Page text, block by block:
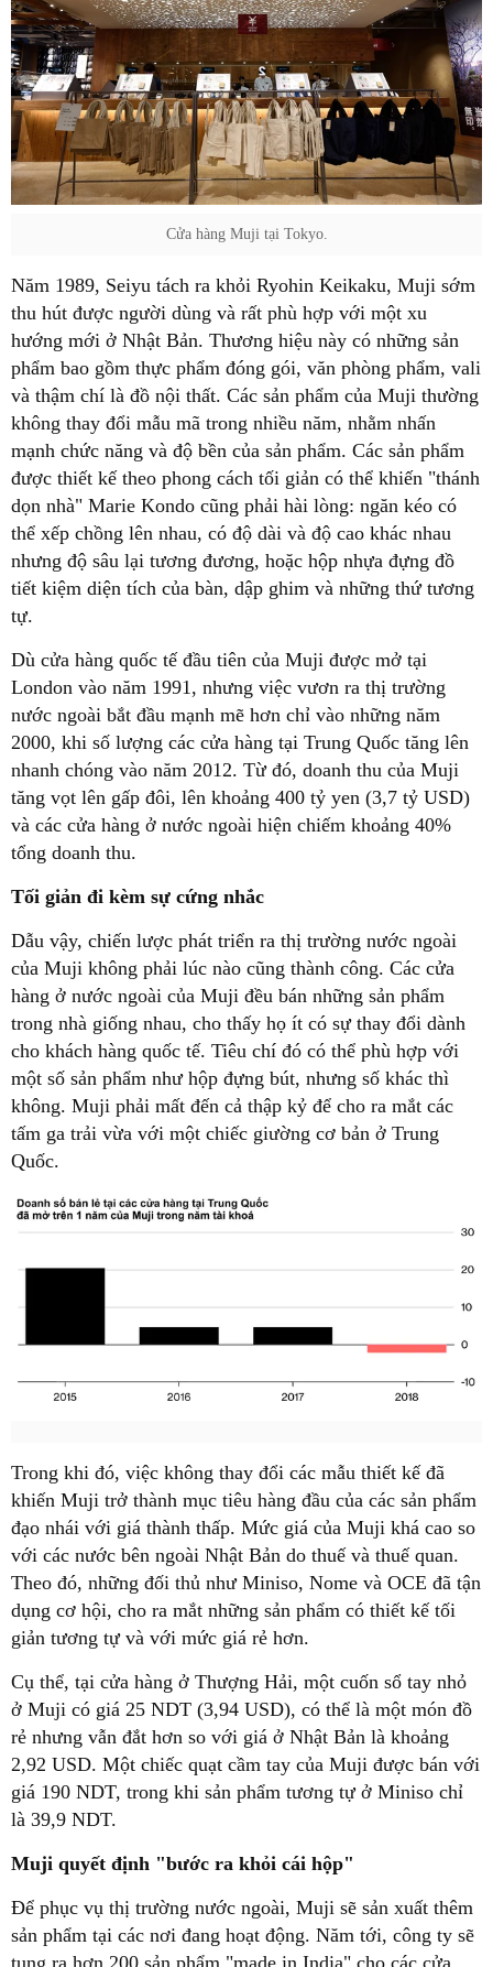
Cửa hàng Muji tại Tokyo.
Năm 1989, Seiyu tách ra khỏi Ryohin Keikaku, Muji sớm
thu hút được người dùng và rất phù hợp với một xu
hướng mới ở Nhật Bản. Thương hiệu này có những sản
phẩm bao gồm thực phẩm đóng gói, văn phòng phẩm, vali
và thậm chí là đồ nội thất. Các sản phẩm của Muji thường
không thay đổi mẫu mã trong nhiều năm, nhằm nhấn
mạnh chức năng và độ bền của sản phẩm. Các sản phẩm
được thiết kế theo phong cách tối giản có thể khiến "thánh
dọn nhà" Marie Kondo cũng phải hài lòng: ngăn kéo có
thể xếp chồng lên nhau, có độ dài và độ cao khác nhau
nhưng độ sâu lại tương đương, hoặc hộp nhựa đựng đồ
tiết kiệm diện tích của bàn, dập ghim và những thứ tương
tự.
Dù cửa hàng quốc tế đầu tiên của Muji được mở tại
London vào năm 1991, nhưng việc vươn ra thị trường
nước ngoài bắt đầu mạnh mẽ hơn chỉ vào những năm
2000, khi số lượng các cửa hàng tại Trung Quốc tăng lên
nhanh chóng vào năm 2012. Từ đó, doanh thu của Muji
tăng vọt lên gấp đôi, lên khoảng 400 tỷ yen (3,7 tỷ USD)
và các cửa hàng ở nước ngoài hiện chiếm khoảng 40%
tổng doanh thu.
Tối giản đi kèm sự cứng nhắc
Dẫu vậy, chiến lược phát triển ra thị trường nước ngoài
của Muji không phải lúc nào cũng thành công. Các cửa
hàng ở nước ngoài của Muji đều bán những sản phẩm
trong nhà giống nhau, cho thấy họ ít có sự thay đổi dành
cho khách hàng quốc tế. Tiêu chí đó có thể phù hợp với
một số sản phẩm như hộp đựng bút, nhưng số khác thì
không. Muji phải mất đến cả thập kỷ để cho ra mắt các
tấm ga trải vừa với một chiếc giường cơ bản ở Trung
Quốc.
Trong khi đó, việc không thay đổi các mẫu thiết kế đã
khiến Muji trở thành mục tiêu hàng đầu của các sản phẩm
đạo nhái với giá thành thấp. Mức giá của Muji khá cao so
với các nước bên ngoài Nhật Bản do thuế và thuế quan.
Theo đó, những đối thủ như Miniso, Nome và OCE đã tận
dụng cơ hội, cho ra mắt những sản phẩm có thiết kế tối
giản tương tự và với mức giá rẻ hơn.
Cụ thể, tại cửa hàng ở Thượng Hải, một cuốn sổ tay nhỏ
ở Muji có giá 25 NDT (3,94 USD), có thể là một món đồ
rẻ nhưng vẫn đắt hơn so với giá ở Nhật Bản là khoảng
2,92 USD. Một chiếc quạt cầm tay của Muji được bán với
giá 190 NDT, trong khi sản phẩm tương tự ở Miniso chỉ
là 39,9 NDT.
Muji quyết định "bước ra khỏi cái hộp"
Để phục vụ thị trường nước ngoài, Muji sẽ sản xuất thêm
sản phẩm tại các nơi đang hoạt động. Năm tới, công ty sẽ